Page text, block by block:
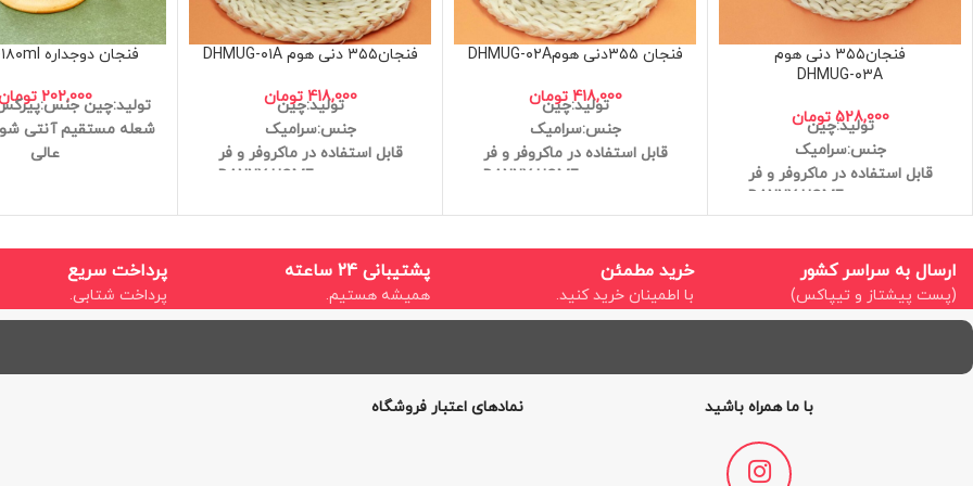
فنجان۳۵۵ دنی هوم
DHMUG-۰۳A
528,000 تومان
تولید:چین
جنس:سرامیک
قابل استفاده در ماکروفر و فر
برند:دنی هوم DANNY HOME
کیفیت درجه یک
ابعاد:7.7*11
فنجان ۳۵۵دنی هومDHMUG-۰۲A
418,000 تومان
تولید:چین
جنس:سرامیک
قابل استفاده در ماکروفر و فر
برند:دنی هوم DANNY HOME
فنجان۳۵۵ دنی هوم DHMUG-۰۱A
418,000 تومان
تولید:چین
جنس:سرامیک
قابل استفاده در ماکروفر و فر
برند:دنی هوم DANNY HOME
فنجان دوجداره slm۲۵-۱۸۰ml
202,000تولید:چین
شعله مستقیم آنتی
عالی
ارسال به سراسر کشور
(پست پیشتاز و تیپاکس)
خرید مطمئن
با اطمینان خرید کنید.
پشتیبانی 24 ساعته
همیشه هستیم.
پرداخت سریع
پرداخت شتابی.
با ما همراه باشید نمادهای اعتبار فروشگاه